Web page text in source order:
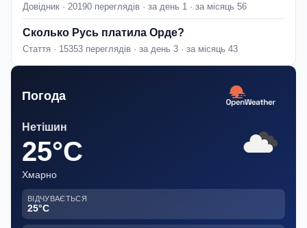
Довідник · 20190 переглядів · за день 1 · за місяць 56
Сколько Русь платила Орде?
Стаття · 15353 переглядів · за день 3 · за місяць 43
Погода
Нетішин
25°C
Хмарно
ВІДЧУВАЄТЬСЯ
25°C